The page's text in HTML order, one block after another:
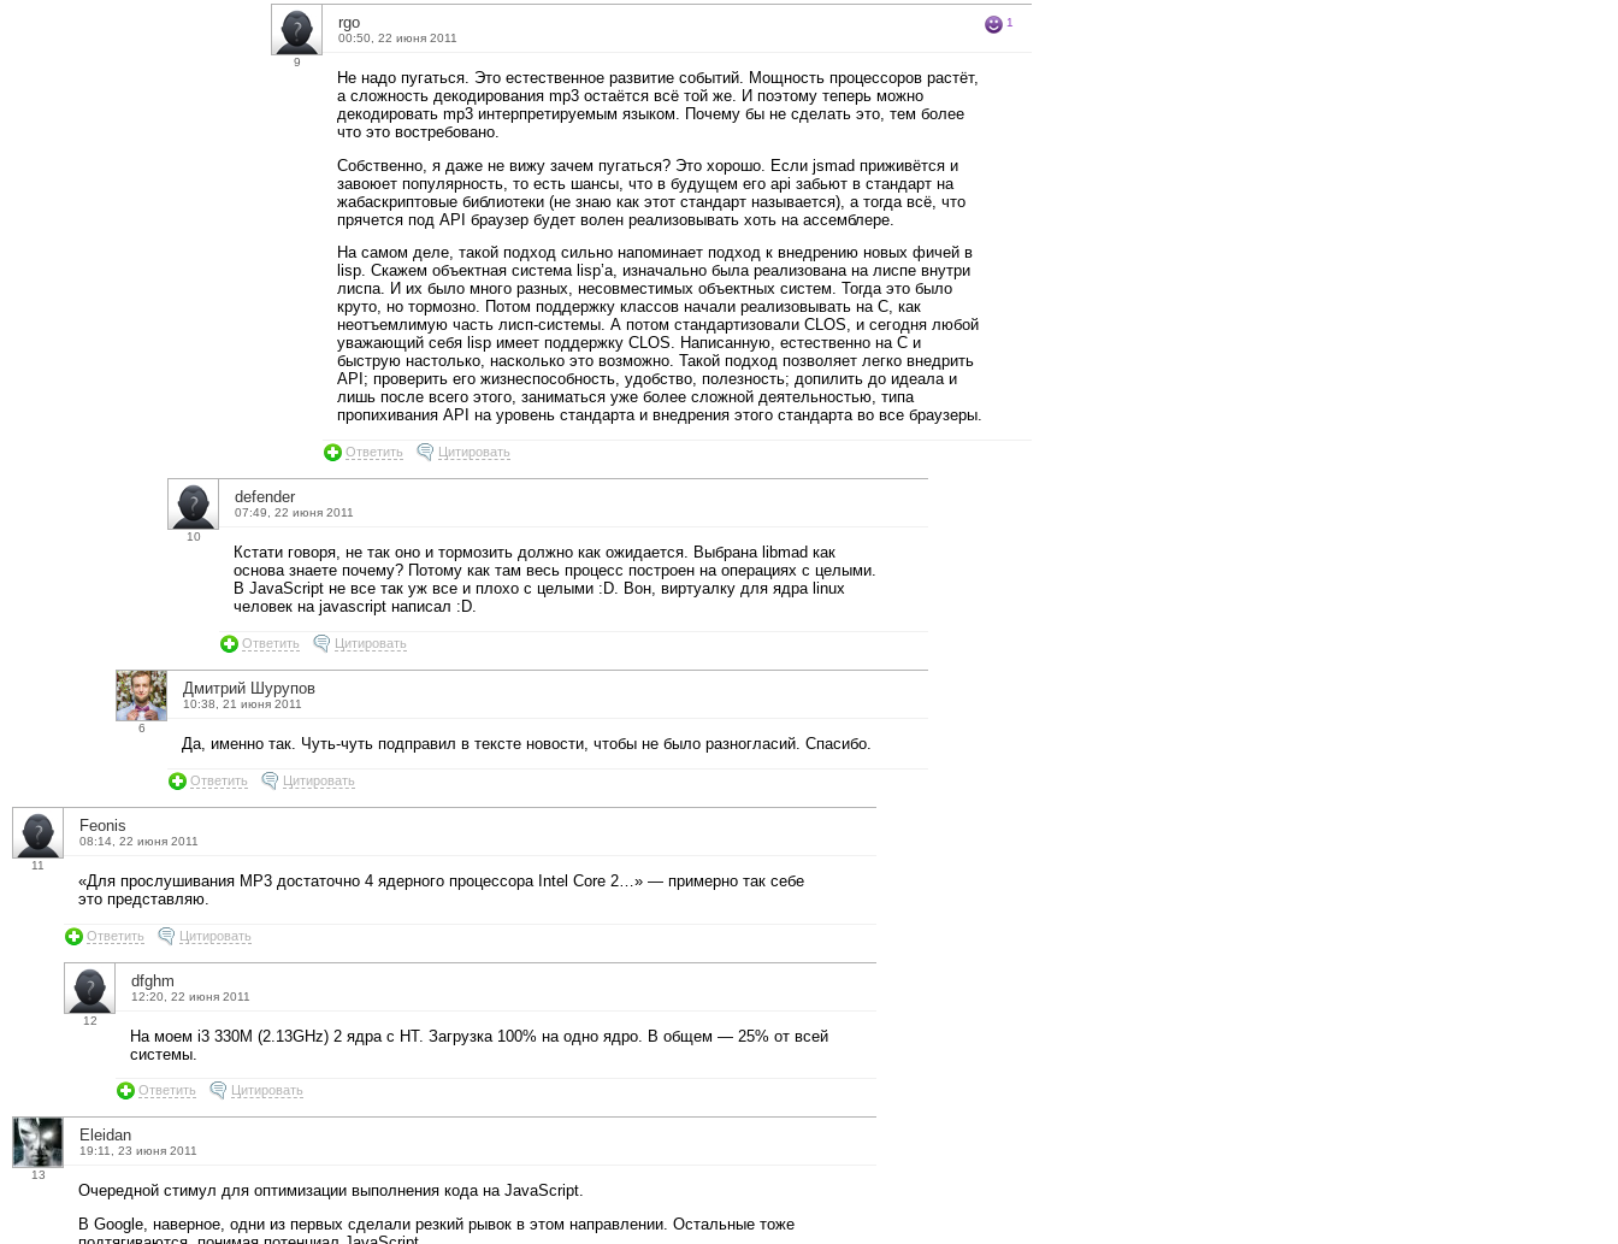
9
rgo
00:50, 22 июня 2011
1
Не надо пугаться. Это естественное развитие событий. Мощность процессоров растёт,
а сложность декодирования mp3 остаётся всё той же. И поэтому теперь можно
декодировать mp3 интерпретируемым языком. Почему бы не сделать это, тем более
что это востребовано.
Собственно, я даже не вижу зачем пугаться? Это хорошо. Если jsmad приживётся и
завоюет популярность, то есть шансы, что в будущем его api забьют в стандарт на
жабаскриптовые библиотеки (не знаю как этот стандарт называется), а тогда всё, что
прячется под API браузер будет волен реализовывать хоть на ассемблере.
На самом деле, такой подход сильно напоминает подход к внедрению новых фичей в
lisp. Скажем объектная система lisp’а, изначально была реализована на лиспе внутри
лиспа. И их было много разных, несовместимых объектных систем. Тогда это было
круто, но тормозно. Потом поддержку классов начали реализовывать на С, как
неотъемлимую часть лисп-системы. А потом стандартизовали CLOS, и сегодня любой
уважающий себя lisp имеет поддержку CLOS. Написанную, естественно на C и
быструю настолько, насколько это возможно. Такой подход позволяет легко внедрить
API; проверить его жизнеспособность, удобство, полезность; допилить до идеала и
лишь после всего этого, заниматься уже более сложной деятельностью, типа
пропихивания API на уровень стандарта и внедрения этого стандарта во все браузеры.
Ответить Цитировать
10
defender
07:49, 22 июня 2011
Кстати говоря, не так оно и тормозить должно как ожидается. Выбрана libmad как
основа знаете почему? Потому как там весь процесс построен на операциях с целыми.
В JavaScript не все так уж все и плохо с целыми :D. Вон, виртуалку для ядра linux
человек на javascript написал :D.
Ответить Цитировать
6
Дмитрий Шурупов
10:38, 21 июня 2011
Да, именно так. Чуть-чуть подправил в тексте новости, чтобы не было разногласий. Спасибо.
Ответить Цитировать
11
Feonis
08:14, 22 июня 2011
«Для прослушивания MP3 достаточно 4 ядерного процессора Intel Core 2…» — примерно так себе
это представляю.
Ответить Цитировать
12
dfghm
12:20, 22 июня 2011
На моем i3 330M (2.13GHz) 2 ядра с HT. Загрузка 100% на одно ядро. В общем — 25% от всей
системы.
Ответить Цитировать
13
Eleidan
19:11, 23 июня 2011
Очередной стимул для оптимизации выполнения кода на JavaScript.
В Google, наверное, одни из первых сделали резкий рывок в этом направлении. Остальные тоже